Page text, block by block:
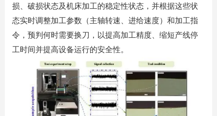
损、破损状态及机床加工的稳定性状态，并根据这些状
态实时调整加工参数（主轴转速、进给速度）和加工指
令，预判何时需要换刀，以提高加工精度、缩短产线停
工时间并提高设备运行的安全性。